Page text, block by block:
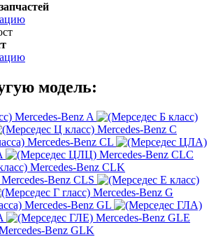
модель:
Mercedes-Benz A
Mercedes-Benz C
Mercedes-Benz CL
Mercedes-Benz CLC
Mercedes-Benz CLK
Mercedes-Benz CLS
Mercedes-Benz G
Mercedes-Benz GL
Mercedes-Benz GLE
Benz GLK